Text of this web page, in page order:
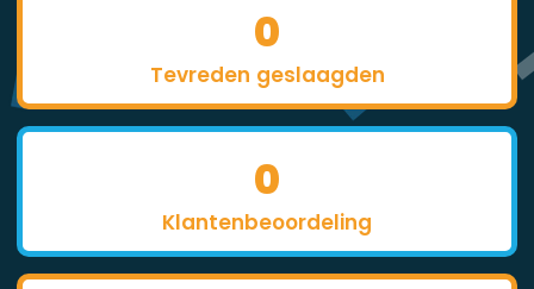
Tevreden geslaagden
0
Klantenbeoordeling
0